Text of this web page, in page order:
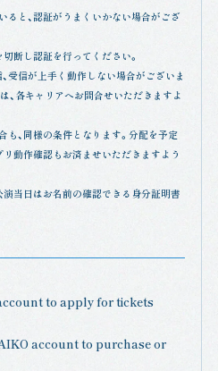
と、認証がうまくいかない場合がござ
断し認証を行ってください。
信が上手く動作しない場合がございま
、各キャリアへお問合せいただきますよ
、同様の条件となります。分配を予定
動作確認もお済ませいただきますよう
当日はお名前の確認できる身分証明書
to apply for tickets
account to purchase or